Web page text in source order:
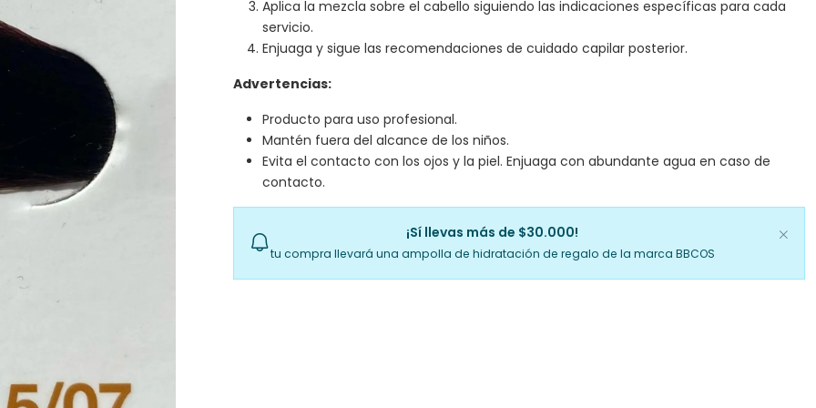
Aplica la mezcla sobre el cabello siguiendo las indicaciones específicas para cada
servicio.
Enjuaga y sigue las recomendaciones de cuidado capilar posterior.
Advertencias:
Producto para uso profesional.
Mantén fuera del alcance de los niños.
Evita el contacto con los ojos y la piel. Enjuaga con abundante agua en caso de
contacto.
¡Sí llevas más de $30.000!
tu compra llevará una ampolla de hidratación de regalo de la marca BBCOS